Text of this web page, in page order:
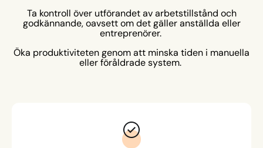
Ta kontroll över utförandet av arbetstillstånd och
godkännande, oavsett om det gäller anställda eller
entreprenörer.
Öka produktiviteten genom att minska tiden i manuella
eller föråldrade system.